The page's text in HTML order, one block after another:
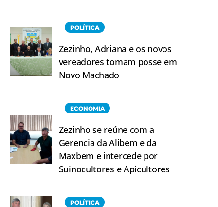
POLÍTICA
Zezinho, Adriana e os novos
vereadores tomam posse em
Novo Machado
ECONOMIA
Zezinho se reúne com a
Gerencia da Alibem e da
Maxbem e intercede por
Suinocultores e Apicultores
POLÍTICA